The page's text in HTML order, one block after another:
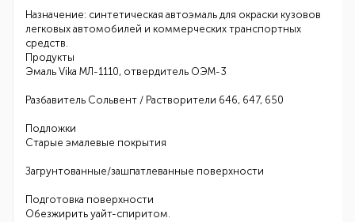
Назначение: синтетическая автоэмаль для окраски кузовов
легковых автомобилей и коммерческих транспортных
средств.
Продукты
Эмаль Vika МЛ-1110, отвердитель ОЭМ-3
Разбавитель Сольвент / Растворители 646, 647, 650
Подложки
Старые эмалевые покрытия
Загрунтованные/зашпатлеванные поверхности
Подготовка поверхности
Обезжирить уайт-спиритом.